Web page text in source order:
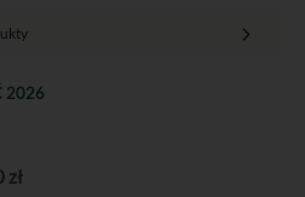
2026
zł